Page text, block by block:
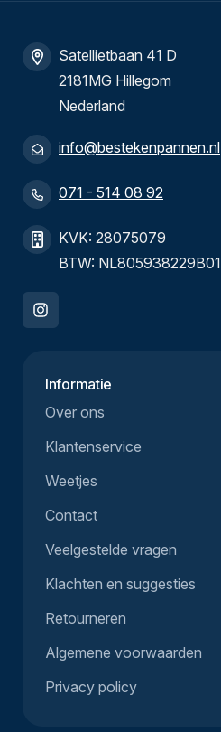
Satellietbaan 41 D
2181MG Hillegom
Nederland
info@bestekenpannen.nl
071 - 514 08 92
KVK: 28075079
BTW: NL805938229B01
Informatie
Over ons
Klantenservice
Weetjes
Contact
Veelgestelde vragen
Klachten en suggesties
Retourneren
Algemene voorwaarden
Privacy policy